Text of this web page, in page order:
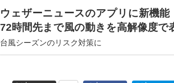
ウェザーニュースのアプリに新機能
72時間先まで風の動きを高解像度で
台風シーズンのリスク対策に